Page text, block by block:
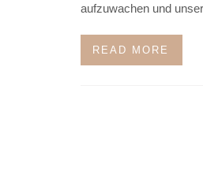
aufzuwachen und
READ MORE